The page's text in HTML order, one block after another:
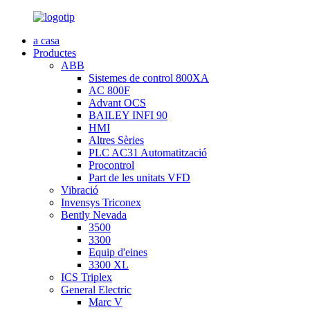
a casa
Productes
ABB
Sistemes de control 800XA
AC 800F
Advant OCS
BAILEY INFI 90
HMI
Altres Sèries
PLC AC31 Automatització
Procontrol
Part de les unitats VFD
Vibració
Invensys Triconex
Bently Nevada
3500
3300
Equip d'eines
3300 XL
ICS Triplex
General Electric
Marc V